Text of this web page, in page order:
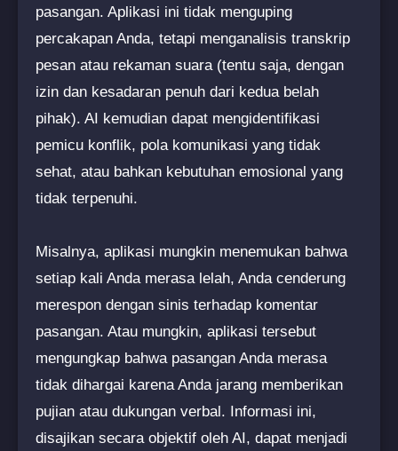
pasangan. Aplikasi ini tidak menguping
percakapan Anda, tetapi menganalisis transkrip
pesan atau rekaman suara (tentu saja, dengan
izin dan kesadaran penuh dari kedua belah
pihak). AI kemudian dapat mengidentifikasi
pemicu konflik, pola komunikasi yang tidak
sehat, atau bahkan kebutuhan emosional yang
tidak terpenuhi.
Misalnya, aplikasi mungkin menemukan bahwa
setiap kali Anda merasa lelah, Anda cenderung
merespon dengan sinis terhadap komentar
pasangan. Atau mungkin, aplikasi tersebut
mengungkap bahwa pasangan Anda merasa
tidak dihargai karena Anda jarang memberikan
pujian atau dukungan verbal. Informasi ini,
disajikan secara objektif oleh AI, dapat menjadi